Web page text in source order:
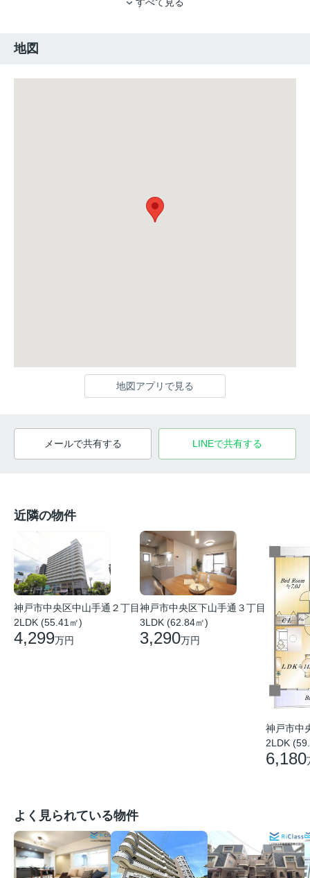
地図
地図アプリで見る
メールで共有する LINEで共有する
近隣の物件
神戸市中央区中山手通２丁目
2LDK (55.41㎡)
4,299万円
神戸市中央区下山手通３丁目
3LDK (62.84㎡)
3,290万円
神戸市中
2LDK
6,180
よく見られている物件